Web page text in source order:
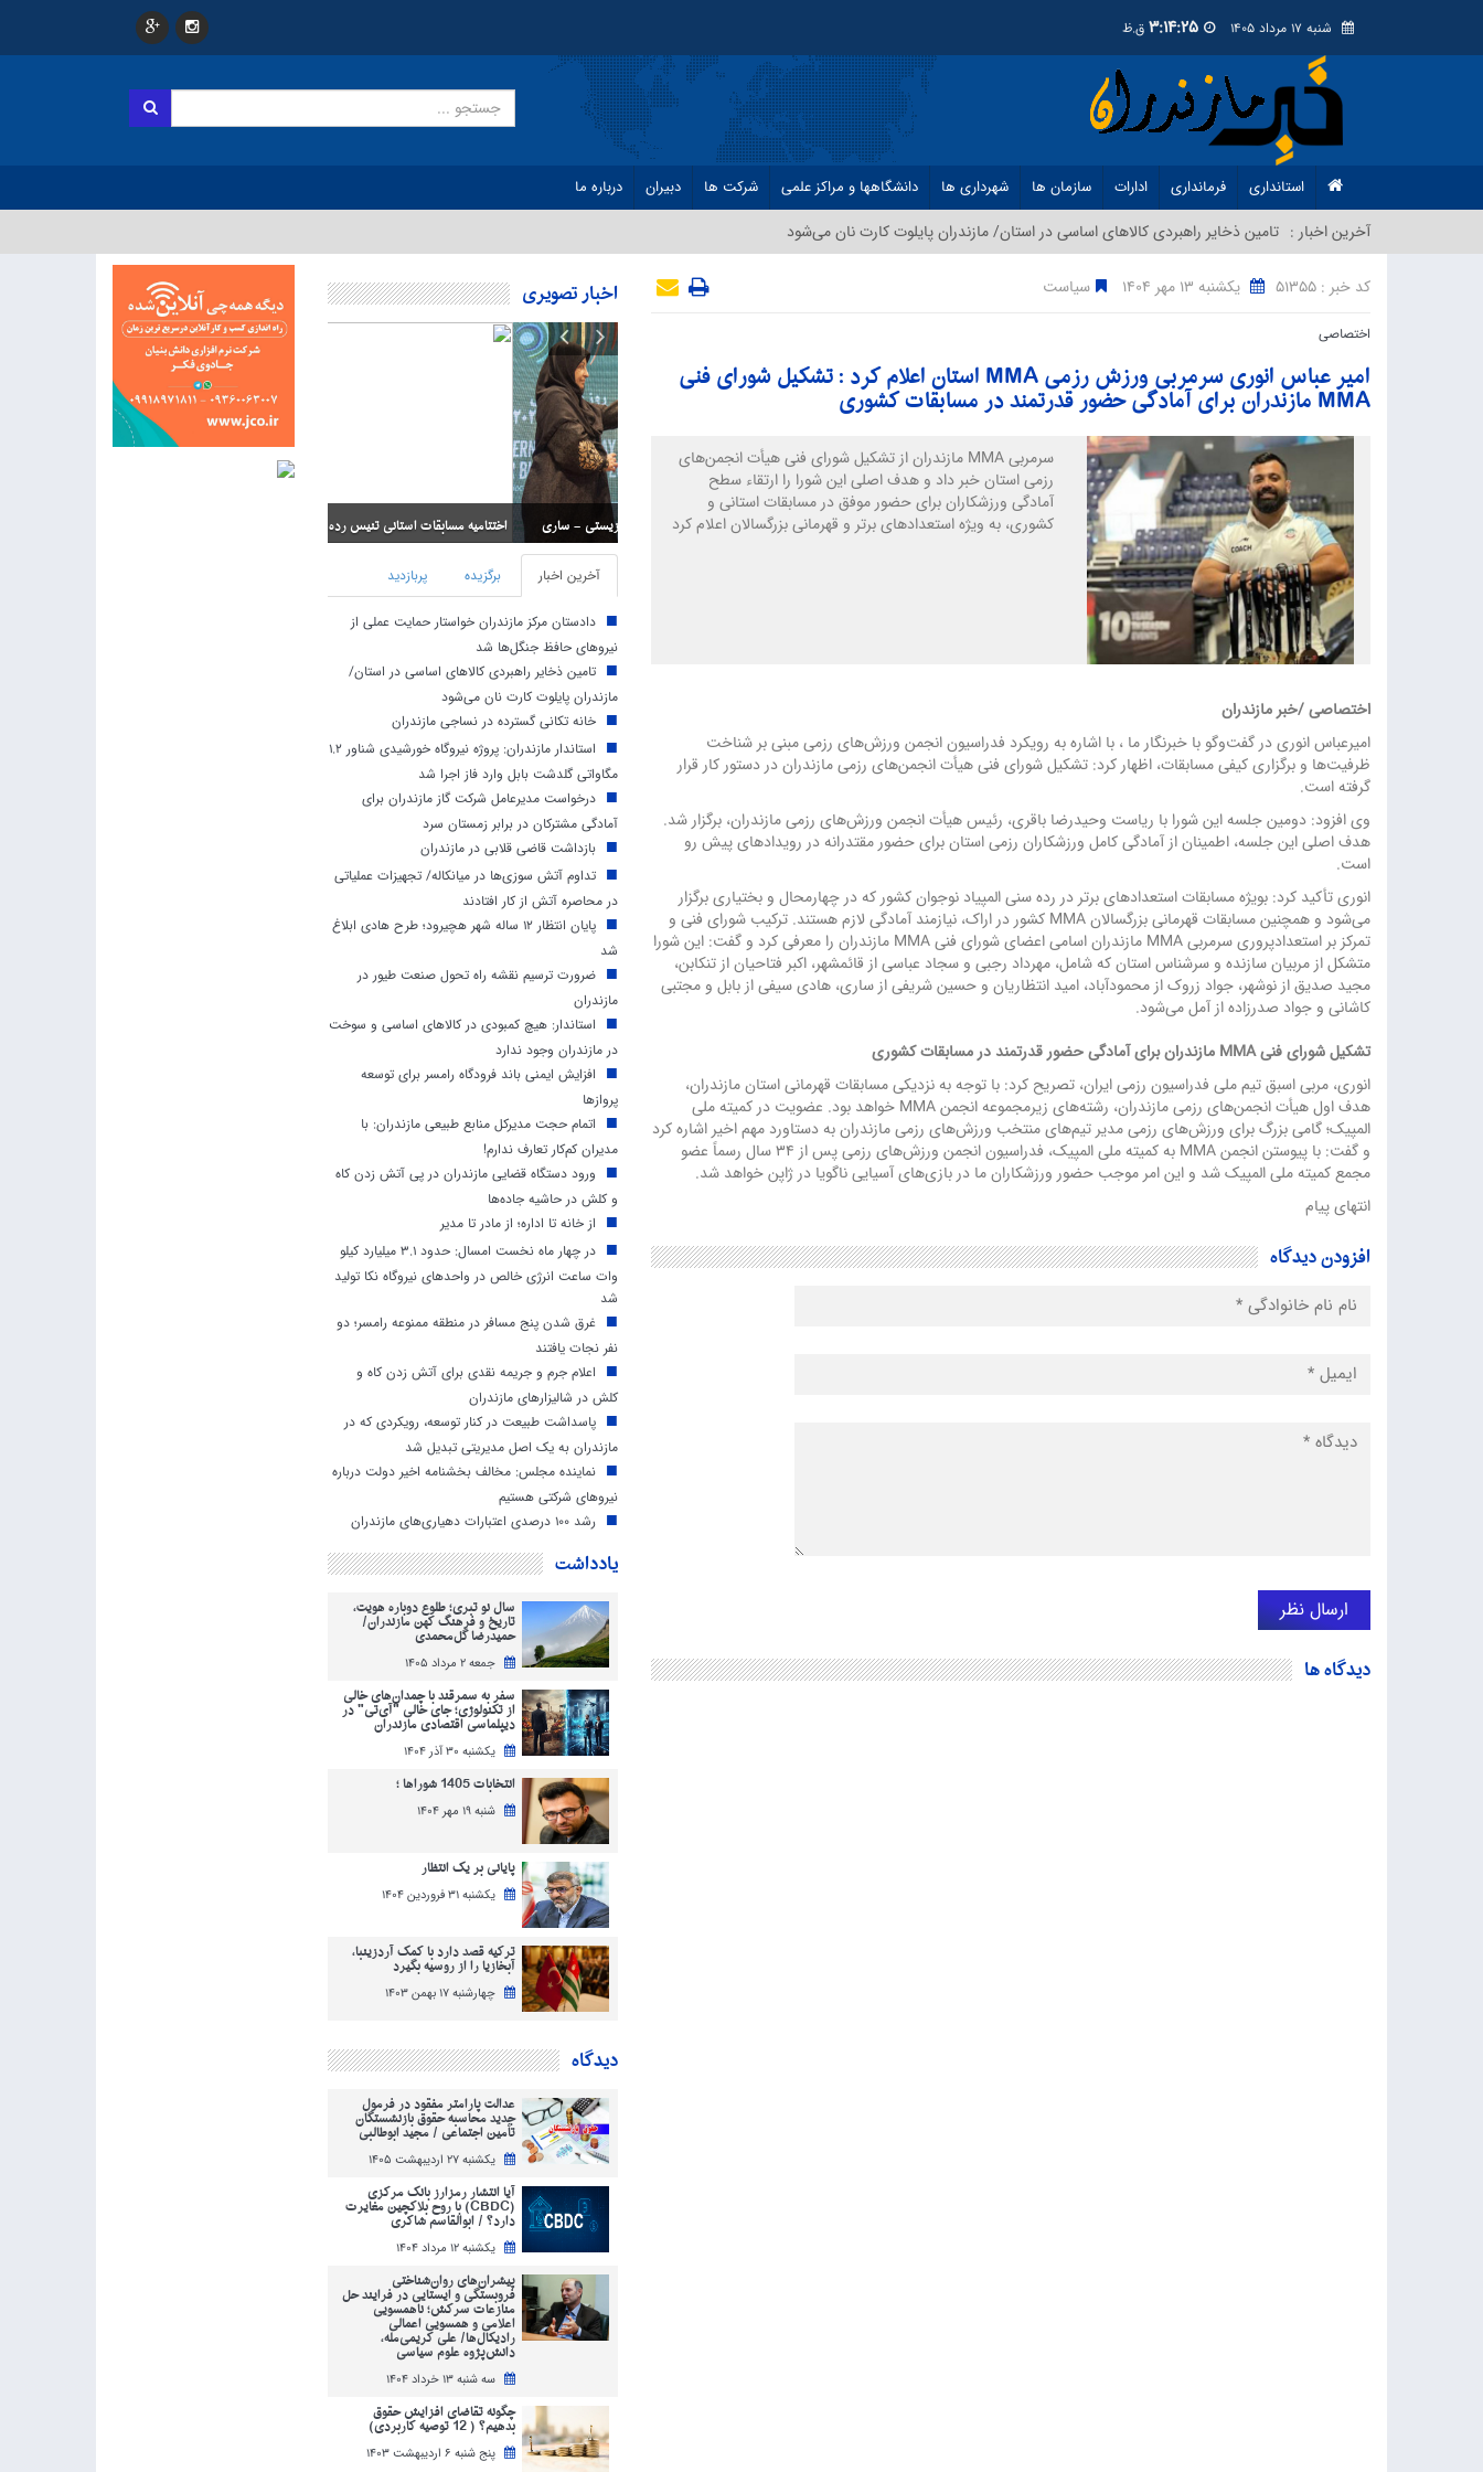
شنبه 17 مرداد 1405 3:14:26ق.ظ
استانداری فرمانداری ادارات سازمان ها شهرداری ها دانشگاهها و مراکز علمی شرکت ها دبیران درباره ما
آخرین اخبار : تامین ذخایر راهبردی کالاهای اساسی در استان/ مازندران پایلوت کارت نان می‌شود
کد خبر : 51355 یکشنبه 13 مهر 1404 سیاست
اختصاصی
امیر عباس انوری سرمربی ورزش رزمی MMA استان اعلام کرد : تشکیل شورای فنی
MMA مازندران برای آمادگی حضور قدرتمند در مسابقات کشوری
سرمربی MMA مازندران از تشکیل شورای فنی هیأت انجمن‌های
رزمی استان خبر داد و هدف اصلی این شورا را ارتقاء سطح
آمادگی ورزشکاران برای حضور موفق در مسابقات استانی و
کشوری، به ویژه استعدادهای برتر و قهرمانی بزرگسالان اعلام کرد
اختصاصی /خبر مازندران
امیرعباس انوری در گفت‌وگو با خبرنگار ما ، با اشاره به رویکرد فدراسیون انجمن ورزش‌های رزمی مبنی بر شناخت
ظرفیت‌ها و برگزاری کیفی مسابقات، اظهار کرد: تشکیل شورای فنی هیأت انجمن‌های رزمی مازندران در دستور کار قرار
گرفته است.
وی افزود: دومین جلسه این شورا با ریاست وحیدرضا باقری، رئیس هیأت انجمن ورزش‌های رزمی مازندران، برگزار شد.
هدف اصلی این جلسه، اطمینان از آمادگی کامل ورزشکاران رزمی استان برای حضور مقتدرانه در رویدادهای پیش رو
است.
انوری تأکید کرد: بویژه مسابقات استعدادهای برتر در رده سنی المپیاد نوجوان کشور که در چهارمحال و بختیاری برگزار
می‌شود و همچنین مسابقات قهرمانی بزرگسالان MMA کشور در اراک، نیازمند آمادگی لازم هستند. ترکیب شورای فنی و
تمرکز بر استعدادپروری سرمربی MMA مازندران اسامی اعضای شورای فنی MMA مازندران را معرفی کرد و گفت: این شورا
متشکل از مربیان سازنده و سرشناس استان که شامل، مهرداد رجبی و سجاد عباسی از قائمشهر، اکبر فتاحیان از تنکابن،
مجید صدیق از نوشهر، جواد زروک از محمودآباد، امید انتظاریان و حسین شریفی از ساری، هادی سیفی از بابل و مجتبی
کاشانی و جواد صدرزاده از آمل می‌شود.
تشکیل شورای فنی MMA مازندران برای آمادگی حضور قدرتمند در مسابقات کشوری
انوری، مربی اسبق تیم ملی فدراسیون رزمی ایران، تصریح کرد: با توجه به نزدیکی مسابقات قهرمانی استان مازندران،
هدف اول هیأت انجمن‌های رزمی مازندران، رشته‌های زیرمجموعه انجمن MMA خواهد بود. عضویت در کمیته ملی
المپیک؛ گامی بزرگ برای ورزش‌های رزمی مدیر تیم‌های منتخب ورزش‌های رزمی مازندران به دستاورد مهم اخیر اشاره کرد
و گفت: با پیوستن انجمن MMA به کمیته ملی المپیک، فدراسیون انجمن ورزش‌های رزمی پس از ۳۴ سال رسماً عضو
مجمع کمیته ملی المپیک شد و این امر موجب حضور ورزشکاران ما در بازی‌های آسیایی ناگویا در ژاپن خواهد شد.
انتهای پیام
افزودن دیدگاه
دیدگاه ها
اخبار تصویری
اختتامیه مسابقات استانی تنیس رده سنی نونهالان
آخرین اخبار برگزیده پربازدید
دادستان مرکز مازندران خواستار حمایت عملی از
نیروهای حافظ جنگل‌ها شد
تامین ذخایر راهبردی کالاهای اساسی در استان/
مازندران پایلوت کارت نان می‌شود
خانه تکانی گسترده در نساجی مازندران
استاندار مازندران: پروژه نیروگاه خورشیدی شناور ۱.۲
مگاواتی گلدشت بابل وارد فاز اجرا شد
درخواست مدیرعامل شرکت گاز مازندران برای
آمادگی مشترکان در برابر زمستان سرد
بازداشت قاضی قلابی در مازندران
تداوم آتش‌ سوزی‌ها در میانکاله/ تجهیزات عملیاتی
در محاصره آتش از کار افتادند
پایان انتظار ۱۲ ساله شهر هچیرود؛ طرح هادی ابلاغ
شد
ضرورت ترسیم نقشه راه تحول صنعت طیور در
مازندران
استاندار: هیچ کمبودی در کالاهای اساسی و سوخت
در مازندران وجود ندارد
افزایش ایمنی باند فرودگاه رامسر برای توسعه
پروازها
اتمام حجت مدیرکل منابع طبیعی مازندران: با
مدیران کم‌کار تعارف ندارم!
ورود دستگاه قضایی مازندران در پی آتش زدن کاه
و کلش در حاشیه جاده‌ها
از خانه تا اداره؛ از مادر تا مدیر
در چهار ماه نخست امسال: حدود 3.1 میلیارد کیلو
وات ساعت انرژی خالص در واحدهای نیروگاه نکا تولید
شد
غرق شدن پنج مسافر در منطقه ممنوعه رامسر؛ دو
نفر نجات یافتند
اعلام جرم و جریمه نقدی برای آتش زدن کاه و
کلش در شالیزارهای مازندران
پاسداشت طبیعت در کنار توسعه، رویکردی که در
مازندران به یک اصل مدیریتی تبدیل شد
نماینده مجلس: مخالف بخشنامه اخیر دولت درباره
نیروهای شرکتی هستیم
رشد ۱۰۰ درصدی اعتبارات دهیاری‌های مازندران
یادداشت
سال نو تبری؛ طلوع دوباره هویت،
تاریخ و فرهنگ کهن مازندران/
حمیدرضا گل‌محمدی
جمعه 2 مرداد 1405
سفر به سمرقند با چمدان‌های خالی
از تکنولوژی؛ جای خالی "آی‌تی" در
دیپلماسی اقتصادی مازندران
یکشنبه 30 آذر 1404
انتخابات 1405 شوراها ؛
شنبه 19 مهر 1404
پایانی بر یک انتظار
یکشنبه 31 فروردين 1404
ترکیه قصد دارد با کمک آردزینبا،
آبخازیا را از روسیه بگیرد
چهارشنبه 17 بهمن 1403
دیدگاه
عدالت پارامتر مفقود در فرمول
جدید محاسبه حقوق بازنشستگان
تأمین اجتماعی / مجید ابوطالبی
یکشنبه 27 ارديبهشت 1405
آیا انتشار رمزارز بانک مرکزی
(CBDC) با روح بلاکچین مغایرت
دارد؟ / ابوالقاسم شاکری
یکشنبه 12 مرداد 1404
پیشران‌های روان‌شناختی
فروبستگی و ایستایی در فرایند حل
منازعات سرکش؛ ناهمسویی
اعلامی و همسویی اعمالی
رادیکال‌ها/ علی کریمی‌مله،
دانش‌پژوه علوم سیاسی
سه شنبه 13 خرداد 1404
چگونه تقاضای افزایش حقوق
بدهیم؟ ( 12 توصیه کاربردی)
پنج شنبه 6 ارديبهشت 1403